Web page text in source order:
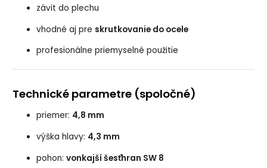
závit do plechu
vhodné aj pre skrutkovanie do ocele
profesionálne priemyselné použitie
Technické parametre (spoločné)
priemer: 4,8 mm
výška hlavy: 4,3 mm
pohon:vonkajší šesťhran SW 8